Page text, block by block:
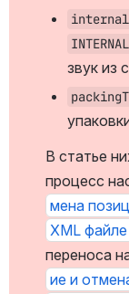
звук из
В статье
процесс
мена
XML
переноса
ие и